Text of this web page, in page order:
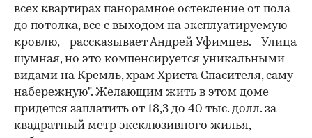
всех квартирах панорамное остекление от пола
до потолка, все с выходом на эксплуатируемую
кровлю, - рассказывает Андрей Уфимцев. - Улица
шумная, но это компенсируется уникальными
видами на Кремль, храм Христа Спасителя, саму
набережную". Желающим жить в этом доме
придется заплатить от 18,3 до 40 тыс. долл. за
квадратный метр эксклюзивного жилья,